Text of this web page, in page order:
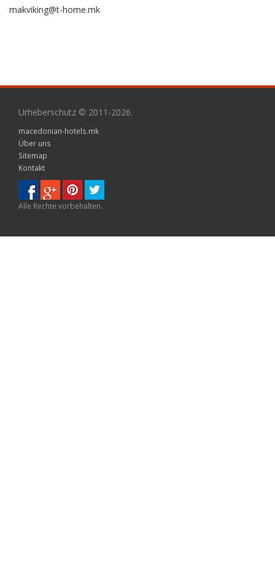
makviking@t-home.mk
Urheberschutz © 2011-2026.
macedonian-hotels.mk
Über uns
Sitemap
Kontakt
Alle Rechte vorbehalten.